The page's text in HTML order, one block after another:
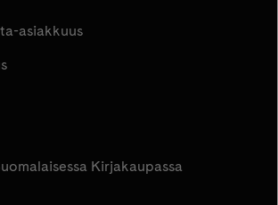
asiakkuus
Kirjakaupassa